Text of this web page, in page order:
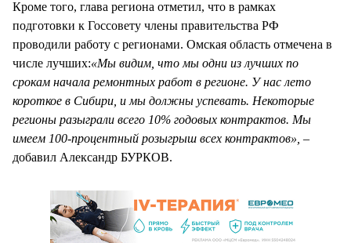
Кроме того, глава региона отметил, что в рамках
подготовки к Госсовету члены правительства РФ
проводили работу с регионами. Омская область отмечена в
числе лучших:«Мы видим, что мы одни из лучших по
срокам начала ремонтных работ в регионе. У нас лето
короткое в Сибири, и мы должны успевать. Некоторые
регионы разыграли всего 10% годовых контрактов. Мы
имеем 100-процентный розыгрыш всех контрактов», –
добавил Александр БУРКОВ.